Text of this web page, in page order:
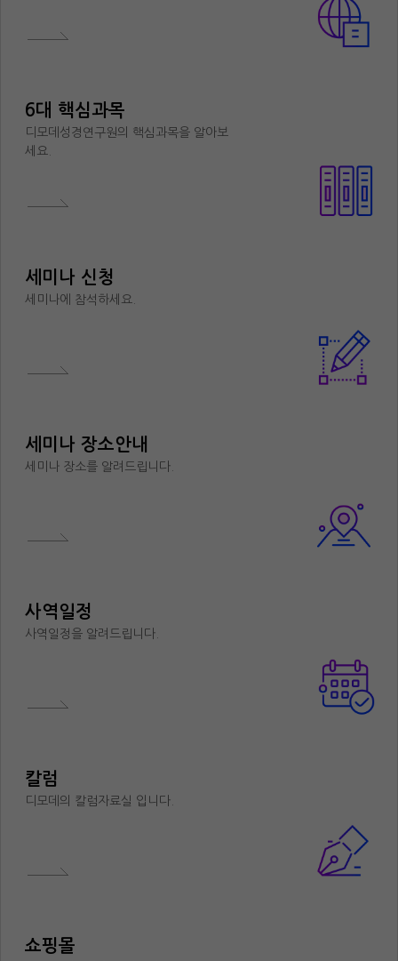
6대 핵심과목
디모데성경연구원의 핵심과목을 알아보
세요.
세미나 신청
세미나에 참석하세요.
세미나 장소안내
세미나 장소를 알려드립니다.
사역일정
사역일정을 알려드립니다.
칼럼
디모데의 칼럼자료실 입니다.
쇼핑몰